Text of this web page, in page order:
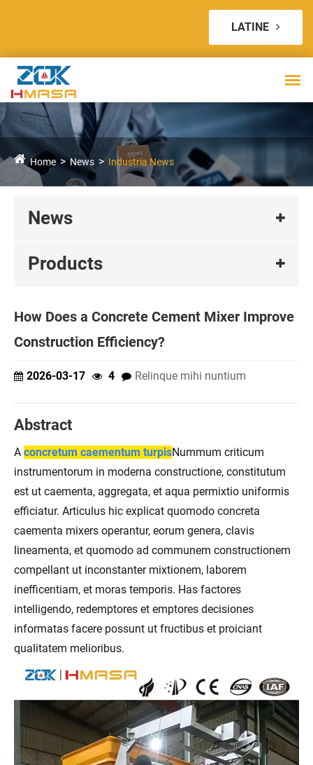
LATINE
Home News Industria News
News
Products
How Does a Concrete Cement Mixer Improve
Construction Efficiency?
2026-03-17 4 Relinque mihi nuntium
Abstract
A concretum caementum turpisNummum criticum
instrumentorum in moderna constructione, constitutum
est ut caementa, aggregata, et aqua permixtio uniformis
efficiatur. Articulus hic explicat quomodo concreta
caementa mixers operantur, eorum genera, clavis
lineamenta, et quomodo ad communem constructionem
compellant ut inconstanter mixtionem, laborem
inefficentiam, et moras temporis. Has factores
intelligendo, redemptores et emptores decisiones
informatas facere possunt ut fructibus et proiciant
qualitatem melioribus.